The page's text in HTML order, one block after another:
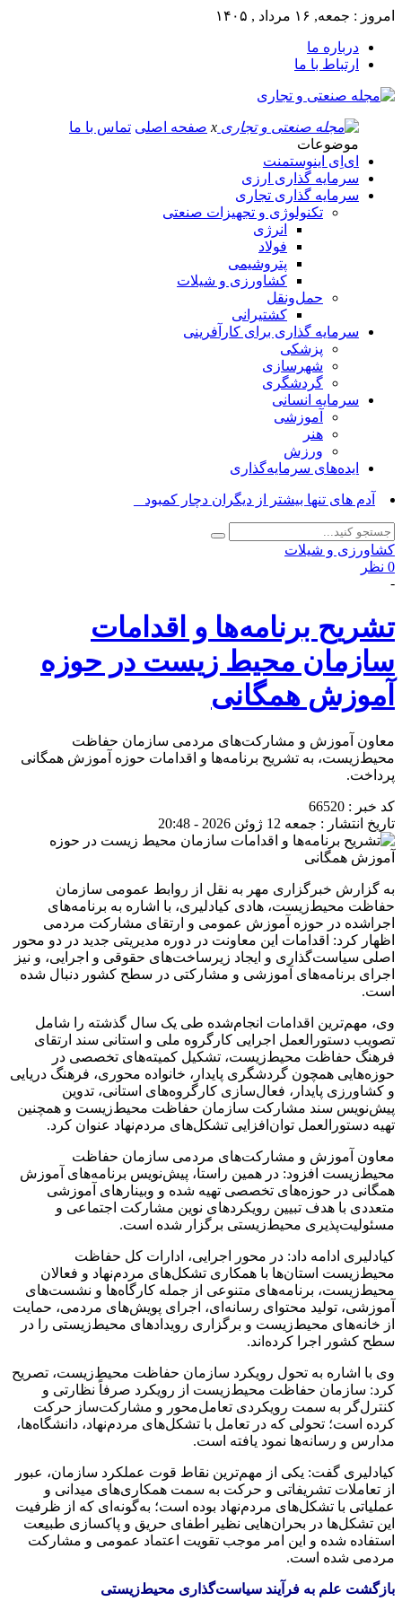
امروز : جمعه, ۱۶ مرداد , ۱۴۰۵
درباره ما
ارتباط با ما
x صفحه اصلی تماس با ما
موضوعات
ای‌اِی اینوستمنت
سرمایه گذاری ارزی
سرمایه گذاری تجاری
تکنولوژی و تجهیزات صنعتی
انرژی
فولاد
پتروشیمی
کشاورزی و شیلات
حمل‌و‌نقل
کشتیرانی
سرمایه گذاری برای کارآفرینی
پزشکی
شهرسازی
گردشگری
سرمایه انسانی
آموزشی
هنر
ورزش
ایده‌های سرمایه‌گذاری
آدم های تنها بیشتر از دیگران دچار کمبود ویتامین _
کشاورزی و شیلات
0 نظر
-
تشریح برنامه‌ها و اقدامات
سازمان محیط زیست در حوزه
آموزش همگانی
معاون آموزش و مشارکت‌های مردمی سازمان حفاظت
محیط‌زیست، به تشریح برنامه‌ها و اقدامات حوزه آموزش همگانی
پرداخت‌.
کد خبر : 66520
تاریخ انتشار : جمعه 12 ژوئن 2026 - 20:48
به گزارش خبرگزاری مهر به نقل از روابط عمومی سازمان
حفاظت محیط‌زیست، هادی کیادلیری، با اشاره به برنامه‌های
اجراشده در حوزه آموزش عمومی و ارتقای مشارکت مردمی
اظهار کرد: اقدامات این معاونت در دوره مدیریتی جدید در دو محور
اصلی سیاست‌گذاری و ایجاد زیرساخت‌های حقوقی و اجرایی، و نیز
اجرای برنامه‌های آموزشی و مشارکتی در سطح کشور دنبال شده
است.
وی، مهم‌ترین اقدامات انجام‌شده طی یک سال گذشته را شامل
تصویب دستورالعمل اجرایی کارگروه ملی و استانی سند ارتقای
فرهنگ حفاظت محیط‌زیست، تشکیل کمیته‌های تخصصی در
حوزه‌هایی همچون گردشگری پایدار، خانواده‌ محوری، فرهنگ دریایی
و کشاورزی پایدار، فعال‌سازی کارگروه‌های استانی، تدوین
پیش‌نویس سند مشارکت سازمان حفاظت محیط‌زیست و همچنین
تهیه دستورالعمل توان‌افزایی تشکل‌های مردم‌نهاد عنوان کرد.
معاون آموزش و مشارکت‌های مردمی سازمان حفاظت
محیط‌زیست افزود: در همین راستا، پیش‌نویس برنامه‌های آموزش
همگانی در حوزه‌های تخصصی تهیه شده و وبینارهای آموزشی
متعددی با هدف تبیین رویکردهای نوین مشارکت اجتماعی و
مسئولیت‌پذیری محیط‌زیستی برگزار شده است.
کیادلیری ادامه داد: در محور اجرایی، ادارات کل حفاظت
محیط‌زیست استان‌ها با همکاری تشکل‌های مردم‌نهاد و فعالان
محیط‌زیست، برنامه‌های متنوعی از جمله کارگاه‌ها و نشست‌های
آموزشی، تولید محتوای رسانه‌ای، اجرای پویش‌های مردمی، حمایت
از خانه‌های محیط‌زیست و برگزاری رویدادهای محیط‌زیستی را در
سطح کشور اجرا کرده‌اند.
وی با اشاره به تحول رویکرد سازمان حفاظت محیط‌زیست، تصریح
کرد: سازمان حفاظت محیط‌زیست از رویکرد صرفاً نظارتی و
کنترل‌گر به سمت رویکردی تعامل‌محور و مشارکت‌ساز حرکت
کرده است؛ تحولی که در تعامل با تشکل‌های مردم‌نهاد، دانشگاه‌ها،
مدارس و رسانه‌ها نمود یافته است.
کیادلیری گفت: یکی از مهم‌ترین نقاط قوت عملکرد سازمان، عبور
از تعاملات تشریفاتی و حرکت به سمت همکاری‌های میدانی و
عملیاتی با تشکل‌های مردم‌نهاد بوده است؛ به‌گونه‌ای که از ظرفیت
این تشکل‌ها در بحران‌هایی نظیر اطفای حریق و پاکسازی طبیعت
استفاده شده و این امر موجب تقویت اعتماد عمومی و مشارکت
مردمی شده است.
بازگشت علم به فرآیند سیاست‌گذاری محیط‌زیستی